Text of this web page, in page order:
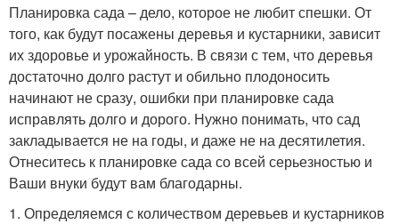
Планировка сада – дело, которое не любит спешки. От
того, как будут посажены деревья и кустарники, зависит
их здоровье и урожайность. В связи с тем, что деревья
достаточно долго растут и обильно плодоносить
начинают не сразу, ошибки при планировке сада
исправлять долго и дорого. Нужно понимать, что сад
закладывается не на годы, и даже не на десятилетия.
Отнеситесь к планировке сада со всей серьезностью и
Ваши внуки будут вам благодарны.
1. Определяемся с количеством деревьев и кустарников